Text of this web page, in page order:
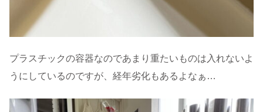
プラスチックの容器なのであまり重たいものは入れないよ
うにしているのですが、経年劣化もあるよなぁ…